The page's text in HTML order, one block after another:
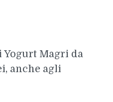
Magri da
anche agli